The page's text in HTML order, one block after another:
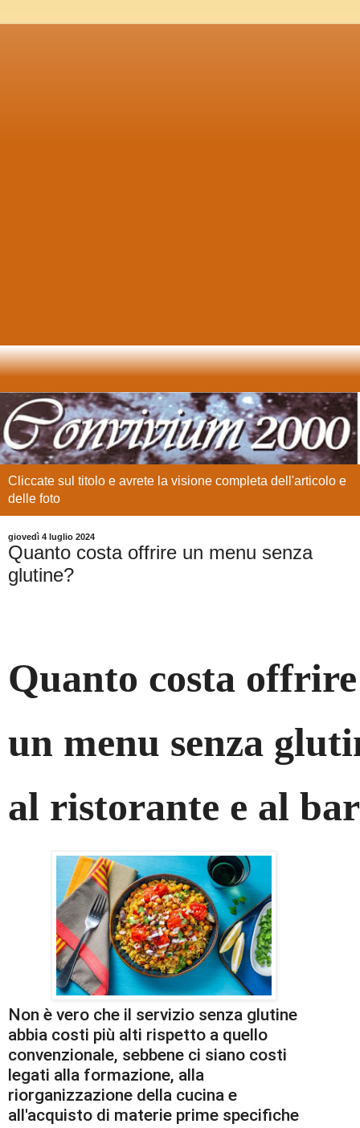
Cliccate sul titolo e avrete la visione completa dell'articolo e
delle foto
giovedì 4 luglio 2024
Quanto costa offrire un menu senza
glutine?
Quanto costa
un menu senza
al ristorante e al
Non è vero che il servizio senza glutine
abbia costi più alti rispetto a quello
convenzionale, sebbene ci siano costi
legati alla formazione, alla
riorganizzazione della cucina e
all'acquisto di materie prime specifiche